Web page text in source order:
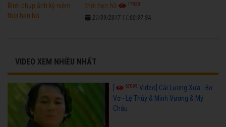
thời hẹn hò
17828
21/09/2017 11:02:37 SA
VIDEO XEM NHIỀU NHẤT
[ 67095 Video] Cải Lương Xưa - Bơ
Vơ - Lệ Thủy & Minh Vương & Mỹ
Châu